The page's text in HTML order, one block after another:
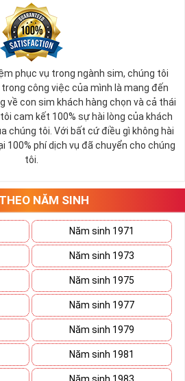
phục vụ trong ngành sim, chúng tôi
công việc của mình là mang đến
về con sim khách hàng chọn và cả thái
cam kết 100% sự hài lòng của khách
chúng tôi. Với bất cứ điều gì không hài
100% phí dịch vụ đã chuyển cho chúng
tôi.
NĂM SINH
Năm sinh 1971
Năm sinh 1973
Năm sinh 1975
Năm sinh 1977
Năm sinh 1979
Năm sinh 1981
Năm sinh 1983